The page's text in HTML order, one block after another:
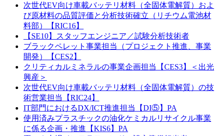
次世代EV向け車載バッテリ材料（全固体電解質）およ
び原材料の品質評価と分析技術確立（リチウム電池材
料部）【RIC16】
【SE10】スタッフエンジニア／試験分析技術者
ブラックペレット事業担当（プロジェクト推進、事業
開発）【CES2】
クリティカルミネラルの事業企画担当【CES3】＜出光
興産＞
次世代EV向け車載バッテリ材料（全固体電解質）の技
術営業担当【RIC24】
IT部門におけるDX/ICT推進担当【DI⑤】PA
使用済みプラスチックの油化ケミカルリサイクル事業
に係る企画・推進【KIS6】PA